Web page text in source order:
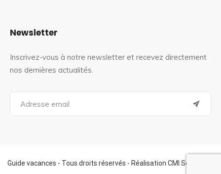
Newsletter
Inscrivez-vous à notre newsletter et recevez directement
nos dernières actualités.
a
f
o
Guide vacances - Tous droits réservés - Réalisation CMI Services